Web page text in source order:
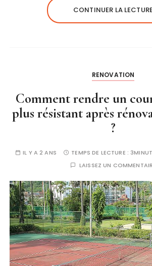
CONTINUER LA LECTURE
RENOVATION
Comment rendre un
plus résistant après
?
IL Y A 2 ANS TEMPS DE LECTURE :
LAISSEZ UN